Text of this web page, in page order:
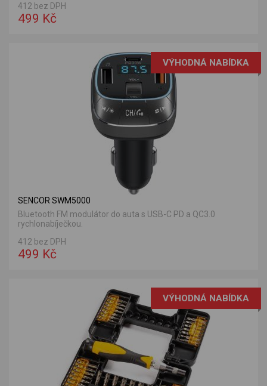
412 bez DPH
499 Kč
VÝHODNÁ NABÍDKA
SENCOR SWM5000
Bluetooth FM modulátor do auta s USB-C PD a QC3.0
rychlonabíječkou.
412 bez DPH
499 Kč
VÝHODNÁ NABÍDKA